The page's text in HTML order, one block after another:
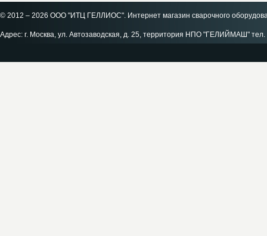
© 2012 – 2026 ООО "ИТЦ ГЕЛЛИОС". Интернет магазин сварочного
Адрес: г. Москва, ул. Автозаводская, д. 25, территория НПО "ГЕЛИЙМАШ"